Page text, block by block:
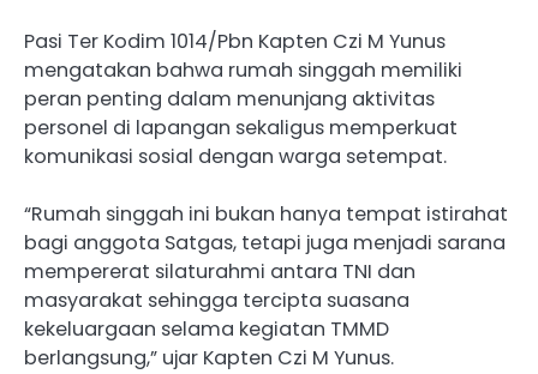
Pasi Ter Kodim 1014/Pbn Kapten Czi M Yunus
mengatakan bahwa rumah singgah memiliki
peran penting dalam menunjang aktivitas
personel di lapangan sekaligus memperkuat
komunikasi sosial dengan warga setempat.
“Rumah singgah ini bukan hanya tempat istirahat
bagi anggota Satgas, tetapi juga menjadi sarana
mempererat silaturahmi antara TNI dan
masyarakat sehingga tercipta suasana
kekeluargaan selama kegiatan TMMD
berlangsung,” ujar Kapten Czi M Yunus.